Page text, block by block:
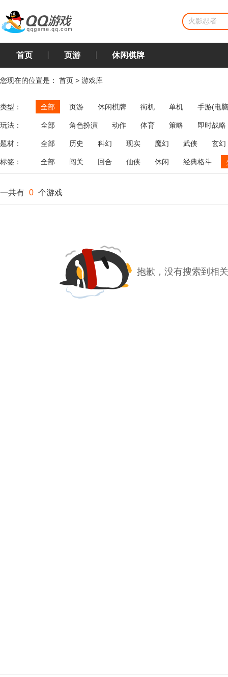
首页 页游 休闲棋牌
您现在的位置是： 首页 > 游戏库
类型： 全部 页游 休闲棋牌 街机 单机 手游(电
玩法： 全部 角色扮演 动作 体育 策略
即时战略
飞行
恋爱 第三人称射击 棋类 牌类 麻将
题材： 全部 历史 科幻 现实 魔幻 武侠 玄幻
标签： 全部 闯关 回合 仙侠 休闲 经典格斗
一共有 0 个游戏
抱歉，没有搜索到相